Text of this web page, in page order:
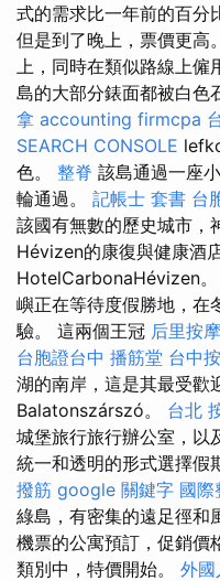
式的需求比一年前的百分
但是到了晚上，票價更高
上，同時在類似路線上僱
島的大部分錶面都被白色
拿 accounting firmcpa
SEARCH CONSOLE
色。 整脊 該島通過一座
輪通過。 記帳士 套書 台
該國有無數的歷史城市，
Hévizen的康復與健康酒
HotelCarbonaHévizen。
嶼正在等待度假勝地，在
驗。 這兩個王冠 后里按
台胞證台中 播筋堂 台中
湖的南岸，這是其最受歡
Balatonszárszó。 台北
城堡旅行旅行辦公室，以
統一和透明的形式選擇假
撥筋 google 關鍵字 國際
綠島，有密集的遠足徑和
機票的公寓預訂，促銷價
類別中，特價開始。 外國